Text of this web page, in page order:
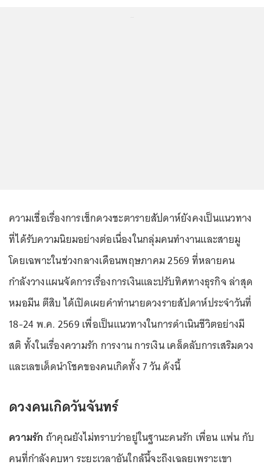
ความเชื่อเรื่องการเช็กดวงชะตารายสัปดาห์ยังคงเป็นแนวทาง
ที่ได้รับความนิยมอย่างต่อเนื่องในกลุ่มคนทำงานและสายมู
โดยเฉพาะในช่วงกลางเดือนพฤษภาคม 2569 ที่หลายคน
กำลังวางแผนจัดการเรื่องการเงินและปรับทิศทางธุรกิจ ล่าสุด
หมอมีน ตีสิบ ได้เปิดเผยคำทำนายดวงรายสัปดาห์ประจำวันที่
18-24 พ.ค. 2569 เพื่อเป็นแนวทางในการดำเนินชีวิตอย่างมี
สติ ทั้งในเรื่องความรัก การงาน การเงิน เคล็ดลับการเสริมดวง
และเลขเด็ดนำโชคของคนเกิดทั้ง 7 วัน ดังนี้
ดวงคนเกิดวันจันทร์
ความรัก ถ้าคุณยังไม่ทราบว่าอยู่ในฐานะคนรัก เพื่อน แฟน กับ
คนที่กำลังคบหา ระยะเวลาอันใกล้นี้จะถึงเฉลยเพราะเขา